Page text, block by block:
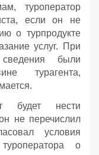
туроператор
если он не
о турпродукте
услуг. При
были
турагента,
будет нести
не перечислил
условия
о